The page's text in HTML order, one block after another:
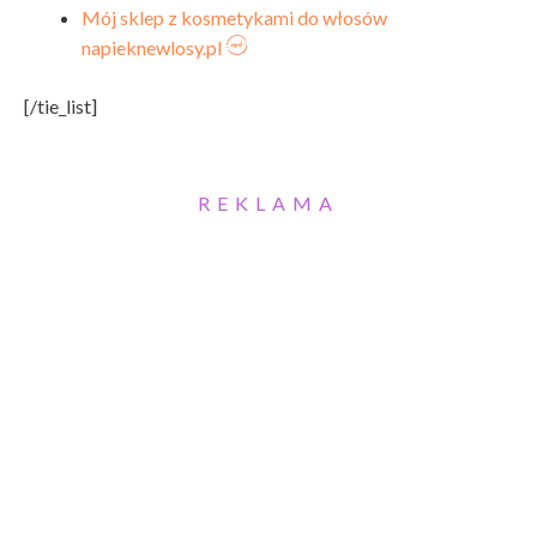
Mój sklep z kosmetykami do włosów
napieknewlosy.pl
[/tie_list]
REKLAMA